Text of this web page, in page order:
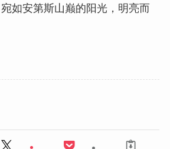
如安第斯山巅的阳光，明亮而